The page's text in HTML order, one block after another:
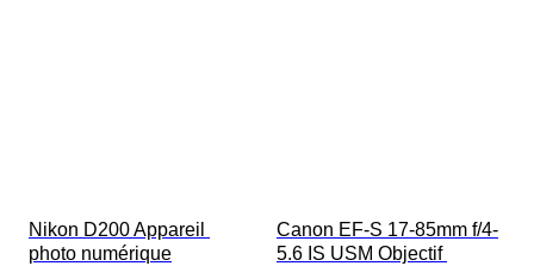
Nikon D200 Appareil
photo numérique
Canon EF-S 17-85mm f/4-
5.6 IS USM Objectif